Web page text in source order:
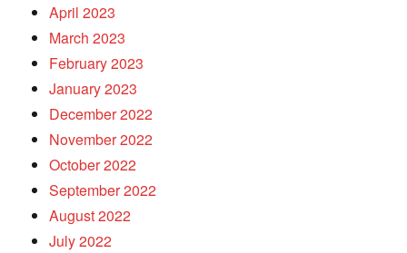
April 2023
March 2023
February 2023
January 2023
December 2022
November 2022
October 2022
September 2022
August 2022
July 2022